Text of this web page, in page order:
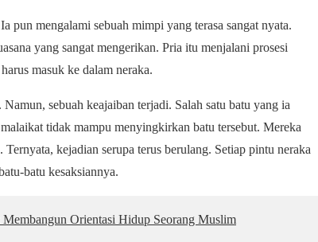
pun mengalami sebuah mimpi yang terasa sangat nyata.
yang sangat mengerikan. Pria itu menjalani prosesi
masuk ke dalam neraka.
sebuah keajaiban terjadi. Salah satu batu yang ia
tidak mampu menyingkirkan batu tersebut. Mereka
kejadian serupa terus berulang. Setiap pintu neraka
batu kesaksiannya.
Orientasi Hidup Seorang Muslim